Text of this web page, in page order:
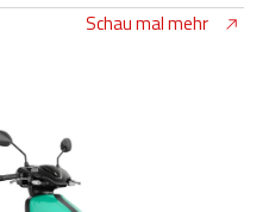
Schau mal mehr